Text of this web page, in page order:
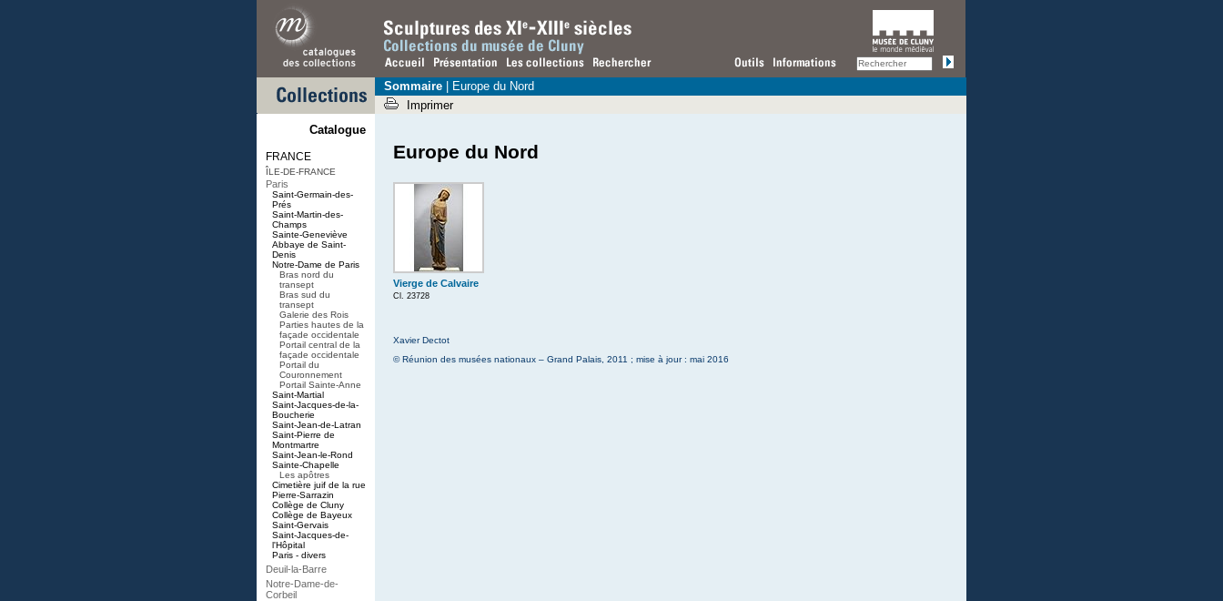
Sommaire | Europe du Nord
Imprimer
Catalogue
FRANCE
ÎLE-DE-FRANCE
Paris
Saint-Germain-des-
Prés
Saint-Martin-des-
Champs
Sainte-Geneviève
Abbaye de Saint-
Denis
Notre-Dame de Paris
Bras nord du
transept
Bras sud du
transept
Galerie des Rois
Parties hautes de la
façade occidentale
Portail central de la
façade occidentale
Portail du
Couronnement
Portail Sainte-Anne
Saint-Martial
Saint-Jacques-de-la-
Boucherie
Saint-Jean-de-Latran
Saint-Pierre de
Montmartre
Saint-Jean-le-Rond
Sainte-Chapelle
Les apôtres
Cimetière juif de la rue
Pierre-Sarrazin
Collège de Cluny
Collège de Bayeux
Saint-Gervais
Saint-Jacques-de-
l'Hôpital
Paris - divers
Deuil-la-Barre
Notre-Dame-de-
Corbeil
Europe du Nord
Vierge de Calvaire
Cl. 23728
Xavier Dectot
© Réunion des musées nationaux – Grand Palais, 2011 ; mise à jour : mai 2016